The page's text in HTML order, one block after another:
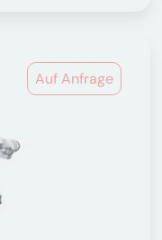
Auf Anfrage